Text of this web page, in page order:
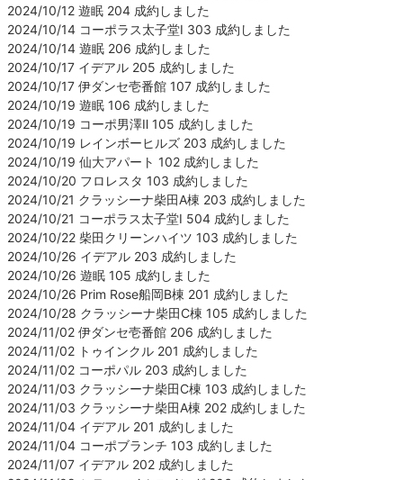
2024/10/12 遊眠 204 成約しました
2024/10/14 コーポラス太子堂Ⅰ 303 成約しました
2024/10/14 遊眠 206 成約しました
2024/10/17 イデアル 205 成約しました
2024/10/17 伊ダンセ壱番館 107 成約しました
2024/10/19 遊眠 106 成約しました
2024/10/19 コーポ男澤Ⅱ 105 成約しました
2024/10/19 レインボーヒルズ 203 成約しました
2024/10/19 仙大アパート 102 成約しました
2024/10/20 フロレスタ 103 成約しました
2024/10/21 クラッシーナ柴田A棟 203 成約しました
2024/10/21 コーポラス太子堂Ⅰ 504 成約しました
2024/10/22 柴田クリーンハイツ 103 成約しました
2024/10/26 イデアル 203 成約しました
2024/10/26 遊眠 105 成約しました
2024/10/26 Prim Rose船岡B棟 201 成約しました
2024/10/28 クラッシーナ柴田C棟 105 成約しました
2024/11/02 伊ダンセ壱番館 206 成約しました
2024/11/02 トゥインクル 201 成約しました
2024/11/02 コーポパル 203 成約しました
2024/11/03 クラッシーナ柴田C棟 103 成約しました
2024/11/03 クラッシーナ柴田A棟 202 成約しました
2024/11/04 イデアル 201 成約しました
2024/11/04 コーポブランチ 103 成約しました
2024/11/07 イデアル 202 成約しました